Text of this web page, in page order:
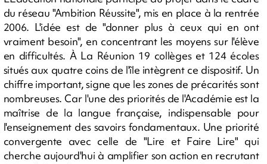
du réseau "Ambition Réussite", mis en place à la rentrée
2006. L'idée est de "donner plus à ceux qui en ont
vraiment besoin", en concentrant les moyens sur l'élève
en difficultés. À La Réunion 19 collèges et 124 écoles
situés aux quatre coins de l'île intègrent ce dispositif. Un
chiffre important, signe que les zones de précarités sont
nombreuses. Car l'une des priorités de l'Académie est la
maîtrise de la langue française, indispensable pour
l'enseignement des savoirs fondamentaux. Une priorité
convergente avec celle de "Lire et Faire Lire" qui
cherche aujourd'hui à amplifier son action en recrutant